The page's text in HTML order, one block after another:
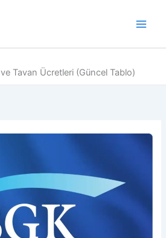
Tavan Ücretleri (Güncel Tablo)